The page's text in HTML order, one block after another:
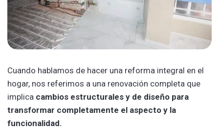
Cuando hablamos de hacer una reforma integral en el
hogar, nos referimos a una renovación completa que
implica cambios estructurales y de diseño para
transformar completamente el aspecto y la
funcionalidad.